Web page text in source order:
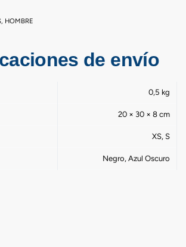
, HOMBRE
de envío
0,5 kg
20 × 30 × 8 cm
XS, S
Negro, Azul Oscuro